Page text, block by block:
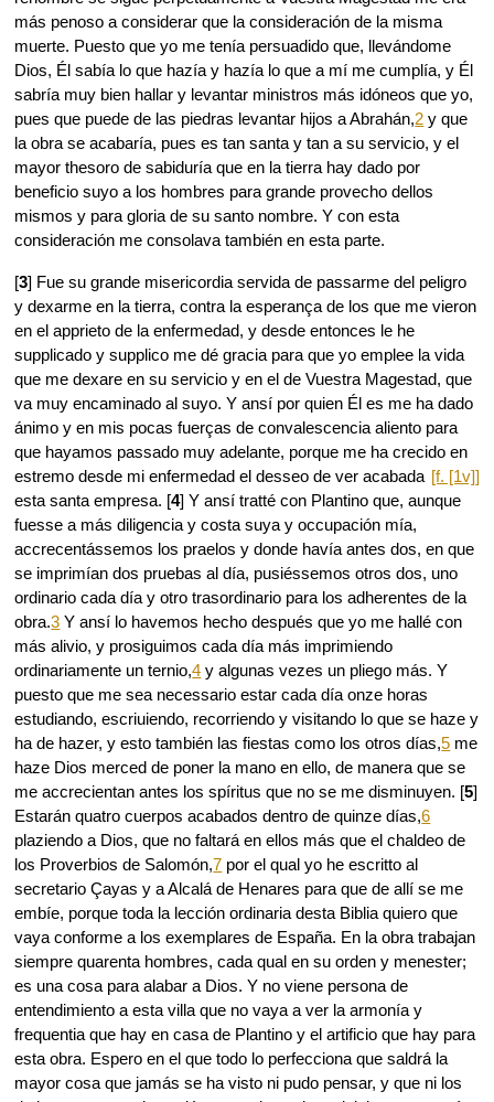
más penoso a considerar que la consideración de la misma
muerte. Puesto que yo me tenía persuadido que, llevándome
Dios, Él sabía lo que hazía y hazía lo que a mí me cumplía, y Él
sabría muy bien hallar y levantar ministros más idóneos que yo,
pues que puede de las piedras levantar hijos a Abrahán,2 y que
la obra se acabaría, pues es tan santa y tan a su servicio, y el
mayor thesoro de sabiduría que en la tierra hay dado por
beneficio suyo a los hombres para grande provecho dellos
mismos y para gloria de su santo nombre. Y con esta
consideración me consolava también en esta parte.
[3] Fue su grande misericordia servida de passarme del peligro
y dexarme en la tierra, contra la esperança de los que me vieron
en el apprieto de la enfermedad, y desde entonces le he
supplicado y supplico me dé gracia para que yo emplee la vida
que me dexare en su servicio y en el de Vuestra Magestad, que
va muy encaminado al suyo. Y ansí por quien Él es me ha dado
ánimo y en mis pocas fuerças de convalescencia aliento para
que hayamos passado muy adelante, porque me ha crecido en
estremo desde mi enfermedad
[f. [1v]]
el desseo de ver acabada
esta santa empresa. [4] Y ansí tratté con Plantino que, aunque
fuesse a más diligencia y costa suya y occupación mía,
accrecentássemos los praelos y donde havía antes dos, en que
se imprimían dos pruebas al día, pusiéssemos otros dos, uno
ordinario cada día y otro trasordinario para los adherentes de la
obra.3 Y ansí lo havemos hecho después que yo me hallé con
más alivio, y prosiguimos cada día más imprimiendo
ordinariamente un ternio,4 y algunas vezes un pliego más. Y
puesto que me sea necessario estar cada día onze horas
estudiando, escriuiendo, recorriendo y visitando lo que se haze y
ha de hazer, y esto también las fiestas como los otros días,5 me
haze Dios merced de poner la mano en ello, de manera que se
me accrecientan antes los spíritus que no se me disminuyen. [5]
Estarán quatro cuerpos acabados dentro de quinze días,6
plaziendo a Dios, que no faltará en ellos más que el chaldeo de
los Proverbios de Salomón,7 por el qual yo he escritto al
secretario Çayas y a Alcalá de Henares para que de allí se me
embíe, porque toda la lección ordinaria desta Biblia quiero que
vaya conforme a los exemplares de España. En la obra trabajan
siempre quarenta hombres, cada qual en su orden y menester;
es una cosa para alabar a Dios. Y no viene persona de
entendimiento a esta villa que no vaya a ver la armonía y
frequentia que hay en casa de Plantino y el artificio que hay para
esta obra. Espero en el que todo lo perfecciona que saldrá la
mayor cosa que jamás se ha visto ni pudo pensar, y que ni los